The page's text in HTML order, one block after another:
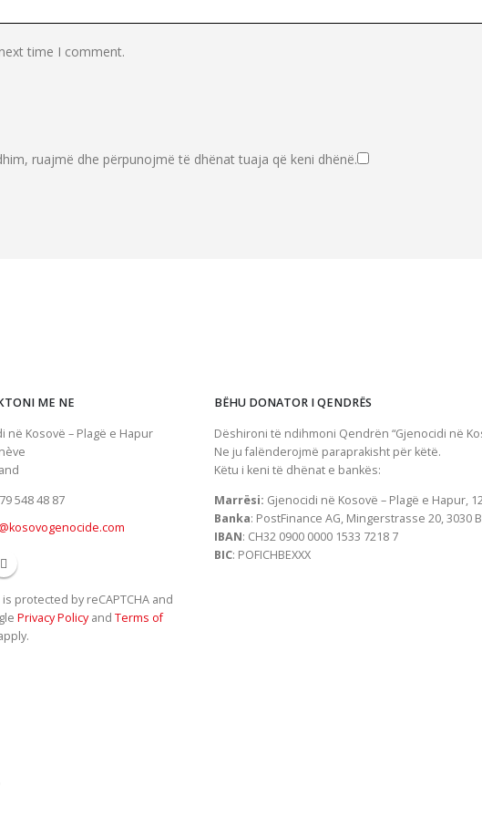
time I comment.
ruajmë dhe përpunojmë të dhënat tuaja që keni dhënë.
ME NE
në Kosovë – Plagë e Hapur
548 48 87
protected by reCAPTCHA and
Privacy Policyand Terms of
BËHU DONATOR I QENDRËS
Dëshironi të ndihmoni Qendrën “Gjenocidi në
Ne ju falënderojmë paraprakisht për këtë.
Këtu i keni të dhënat e bankës:
Marrësi: Gjenocidi në Kosovë – Plagë e Hapur,
Banka: PostFinance AG, Mingerstrasse 20, 3030
IBAN: CH32 0900 0000 1533 7218 7
BIC: POFICHBEXXX